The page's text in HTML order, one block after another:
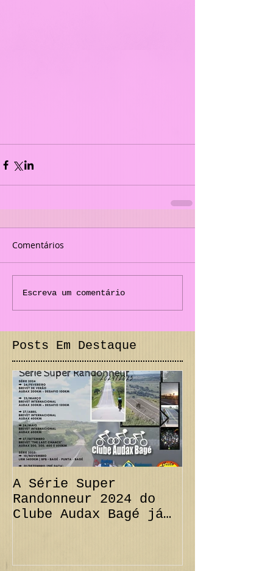
Comentários
Escreva um comentário
Posts Em Destaque
A Série Super
Randonneur 2024 do
Clube Audax Bagé já